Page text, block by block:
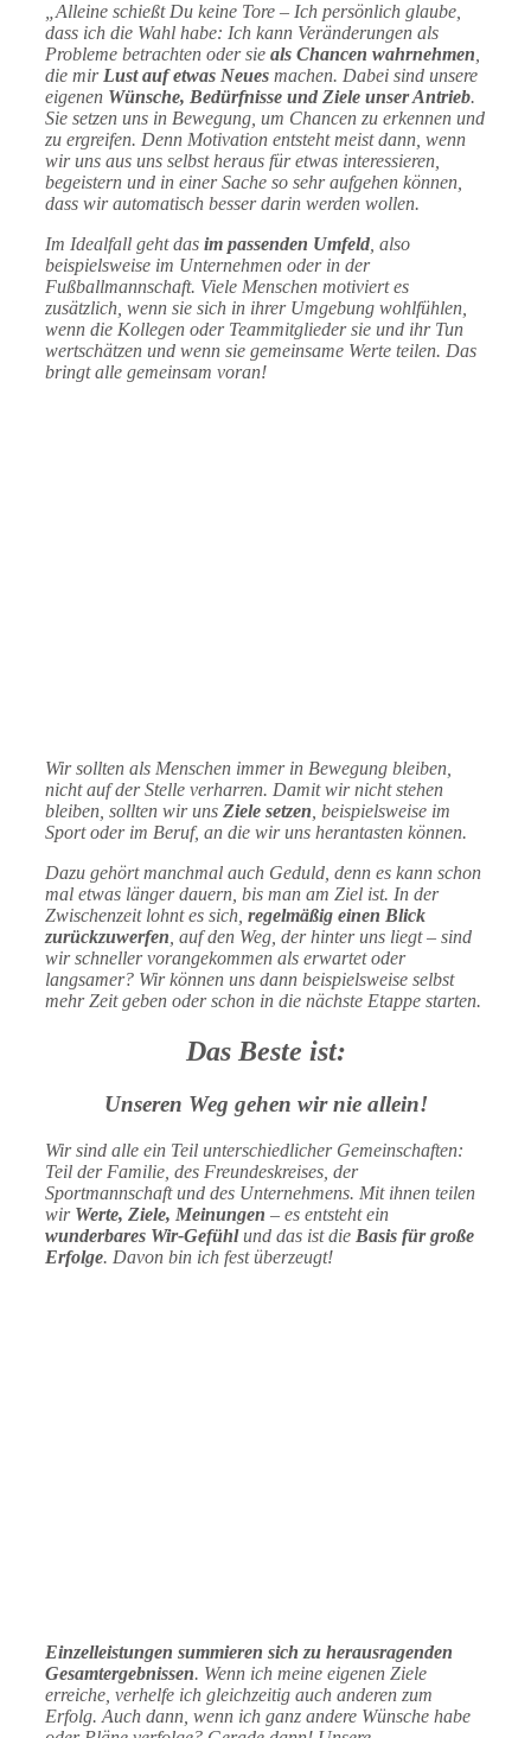
„Alleine schießt Du keine Tore – Ich persönlich glaube,
dass ich die Wahl habe: Ich kann Veränderungen als
Probleme betrachten oder sie als Chancen wahrnehmen
die mir Lust aufetwas Neues machen. Dabei sind unsere
eigenen Wünsche, Bedürfnisse und Ziele unser Antrieb.
Sie setzen uns in Bewegung, um Chancen zu erkennen und
zu ergreifen. Denn Motivation entsteht meist dann, wenn
wir uns aus uns selbst heraus für etwas interessieren,
begeistern und in einer Sache so sehr aufgehen können,
dass wir automatisch besser darin werden wollen.
Im Idealfall geht das im passenden Umfeld , also
beispielsweise im Unternehmen oder in der
Fußballmannschaft. Viele Menschen motiviert es
zusätzlich, wenn sie sich in ihrer Umgebung wohlfühlen,
wenn die Kollegen oder Teammitglieder sie und ihr Tun
wertschätzen und wenn sie gemeinsame Werte teilen. Das
bringt alle gemeinsam voran!
Wir sollten als Menschen immer in Bewegung bleiben,
nicht auf der Stelle verharren. Damit wir nicht stehen
bleiben, sollten wir uns Ziele setzen , beispielsweise im
Sport oder im Beruf, an die wir uns herantasten können.
Dazu gehört manchmal auch Geduld, denn es kann schon
mal etwas länger dauern, bis man am Ziel ist. In der
Zwischenzeit lohnt es sich, regelmäßig einen Blick
zurückzuwerfen auf den Weg, der hinter uns liegt – sind
wir schneller vorangekommen als erwartet oder
langsamer? Wir können uns dann beispielsweise selbst
mehr Zeit geben oder schon in die nächste Etappe starten.
Das Beste ist:
Unseren Weg gehen wir nie allein!
Wir sind alle ein Teil unterschiedlicher Gemeinschaften:
Teil der Familie, des Freundeskreises, der
Sportmannschaft und des Unternehmens. Mit ihnen teilen
wir Werte, Ziele, Meinungen – es entsteht ein
wunderbares Wir-Gefühlund das ist die Basis für große
Erfolge. Davon bin ich fest überzeugt!
Einzelleistungen summieren sich zu herausragenden
Gesamtergebnissen. Wenn ich meine eigenen Ziele
erreiche, verhelfe ich gleichzeitig auch anderen zum
Erfolg. Auch dann, wenn ich ganz andere Wünsche habe